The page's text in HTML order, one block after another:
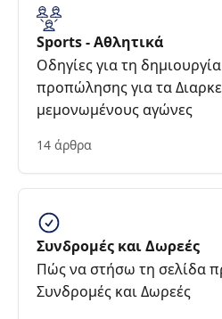
Sports - Αθλητικά
Οδηγίες για τη
προπώλησης για τα
μεμονωμένους αγώνες
14 άρθρα
Συνδρομές και Δωρεές
Πώς να στήσω τη σελίδα
Συνδρομές και Δωρεές